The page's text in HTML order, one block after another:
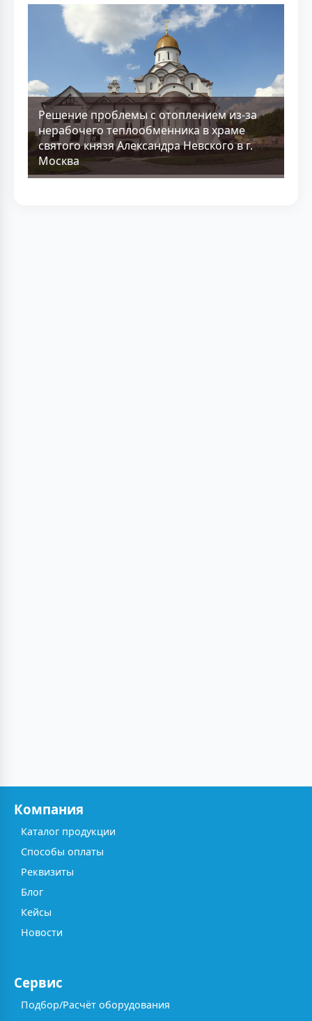
Решение проблемы с отоплением из-за
нерабочего теплообменника в храме
святого князя Александра Невского в г.
Москва
Компания
Каталог продукции
Способы оплаты
Реквизиты
Блог
Кейсы
Новости
Сервис
Подбор/Расчёт оборудования